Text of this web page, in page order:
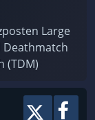
Large
(TDM)